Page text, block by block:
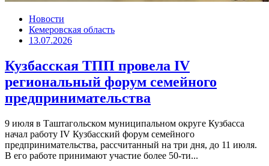
Новости
Кемеровская область
13.07.2026
Кузбасская ТПП провела IV
региональный форум семейного
предпринимательства
9 июля в Таштагольском муниципальном округе Кузбасса
начал работу IV Кузбасский форум семейного
предпринимательства, рассчитанный на три дня, до 11 июля.
В его работе принимают участие более 50-ти...